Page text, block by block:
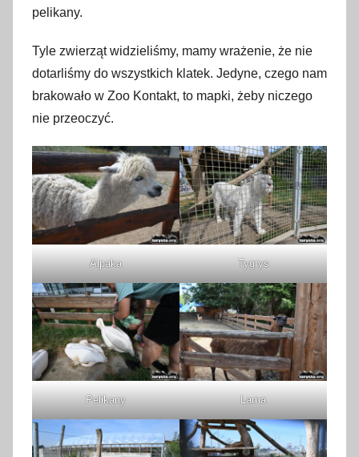
pelikany.
Tyle zwierząt widzieliśmy, mamy wrażenie, że nie
dotarliśmy do wszystkich klatek. Jedyne, czego nam
brakowało w Zoo Kontakt, to mapki, żeby niczego
nie przeoczyć.
Alpaka Tygrys
Pelikany Lama